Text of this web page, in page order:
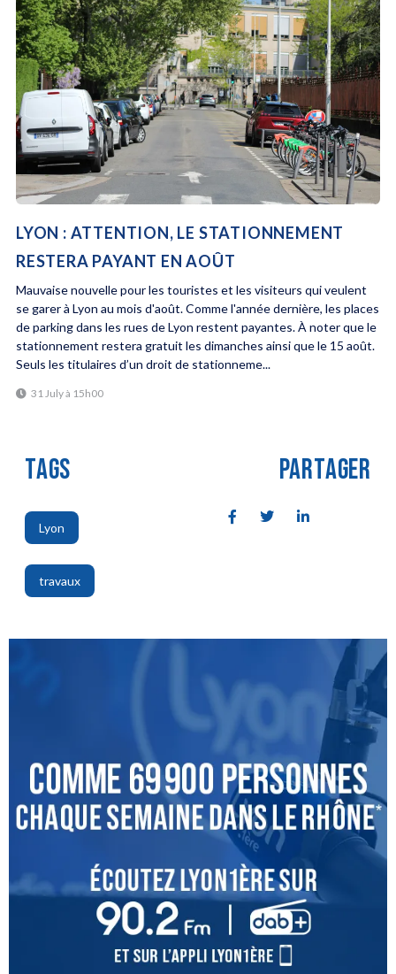
LYON : ATTENTION, LE STATIONNEMENT
RESTERA PAYANT EN AOÛT
Mauvaise nouvelle pour les touristes et les visiteurs qui veulent
se garer à Lyon au mois d'août. Comme l'année dernière, les places
de parking dans les rues de Lyon restent payantes. À noter que le
stationnement restera gratuit les dimanches ainsi que le 15 août.
Seuls les titulaires d’un droit de stationneme...
31 July à 15h00
TAGS
Lyon
,
travaux
PARTAGER